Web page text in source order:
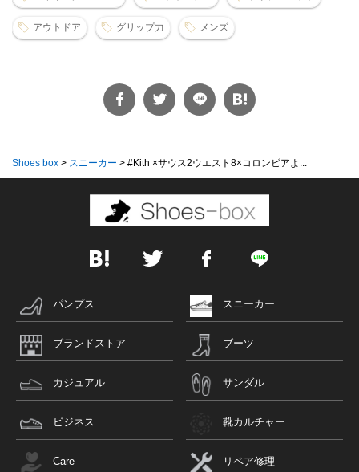
アウトドア グリップ力 メンズ
Shoes box > スニーカー > #Kith ×サウス2ウエスト8×コロンビアよ...
パンプス スニーカー
ブランドストア ブーツ
カジュアル サンダル
ビジネス 靴カルチャー
Care リペア修理